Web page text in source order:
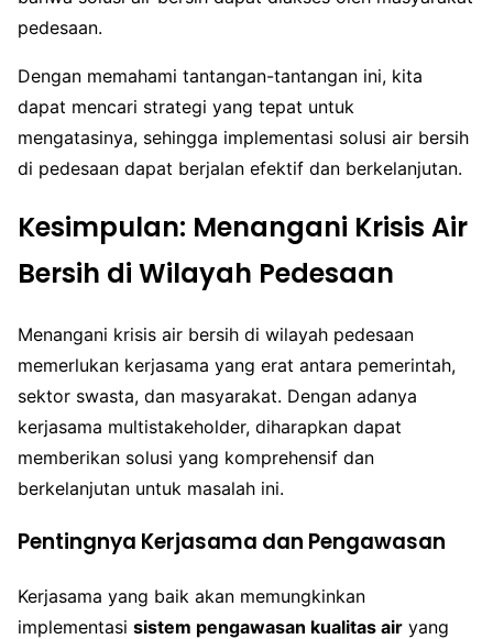
pedesaan.
Dengan memahami tantangan-tantangan ini, kita
dapat mencari strategi yang tepat untuk
mengatasinya, sehingga implementasi solusi air bersih
di pedesaan dapat berjalan efektif dan berkelanjutan.
Kesimpulan: Menangani Krisis Air
Bersih di Wilayah Pedesaan
Menangani krisis air bersih di wilayah pedesaan
memerlukan kerjasama yang erat antara pemerintah,
sektor swasta, dan masyarakat. Dengan adanya
kerjasama multistakeholder, diharapkan dapat
memberikan solusi yang komprehensif dan
berkelanjutan untuk masalah ini.
Pentingnya Kerjasama dan Pengawasan
Kerjasama yang baik akan memungkinkan
implementasi sistem pengawasan kualitas air yang